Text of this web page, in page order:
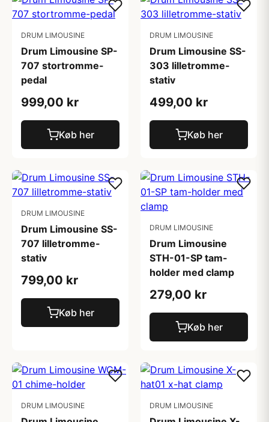
DRUM LIMOUSINE
Drum Limousine SP-
707 stortromme-
pedal
999,00 kr
Køb her
DRUM LIMOUSINE
Drum Limousine SS-
303 lilletromme-
stativ
499,00 kr
Køb her
DRUM LIMOUSINE
Drum Limousine SS-
707 lilletromme-
stativ
799,00 kr
Køb her
DRUM LIMOUSINE
Drum Limousine
STH-01-SP tam-
holder med clamp
279,00 kr
Køb her
DRUM LIMOUSINE DRUM LIMOUSINE